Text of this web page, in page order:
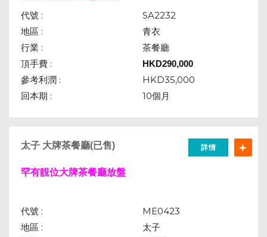
代號 :
SA2232
地區 :
青衣
行業 :
茶餐廳
頂手費 :
HKD290,000
參考利潤 :
HKD35,000
回本期 :
10個月
太子 大牌茶餐廳(已售) 詳情
罕有靚位大牌茶餐廳放盤
代號 :
ME0423
地區 :
太子